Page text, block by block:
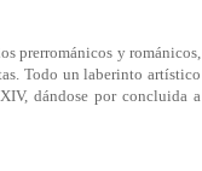
prerrománicos y románicos,
Todo un laberinto artístico
dándose por concluida a